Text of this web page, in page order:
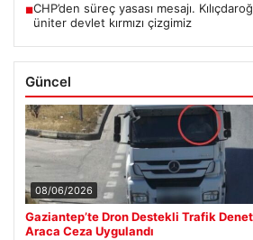
■CHP’den süreç yasası mesajı.
üniter devlet kırmızı çizgimiz
Güncel
08/06/2026
Gaziantep’te Dron Destekli Trafik
Araca Ceza Uygulandı